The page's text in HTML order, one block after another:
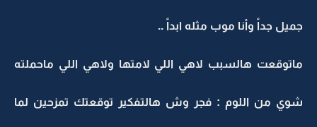
جميل جداً وأنا موب مثله ابداً ..
ماتوقعت هالسبب لاهي اللي لامتها ولاهي اللي ماحملته
شوي من اللوم : فجر وش هالتفكير توقعتك تمزحين لما